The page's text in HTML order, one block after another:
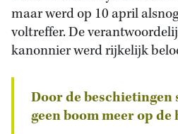
maar werd op 10 april
voltreffer. De
kanonnier werd rijkelijk
Door de beschietingen
geen boom meer op de